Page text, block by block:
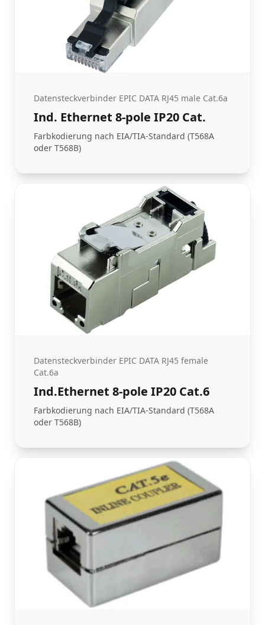
Datensteckverbinder EPIC DATA RJ45 male Cat.6a
Ind. Ethernet 8-pole IP20 Cat.
Farbkodierung nach EIA/TIA-Standard (T568A
oder T568B)
Datensteckverbinder EPIC DATA RJ45 female
Cat.6a
Ind.Ethernet 8-pole IP20 Cat.6
Farbkodierung nach EIA/TIA-Standard (T568A
oder T568B)